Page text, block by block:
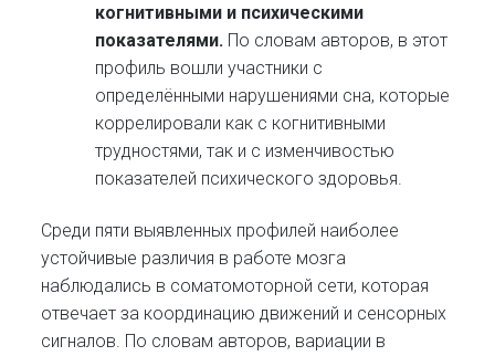
когнитивными и психическими
показателями. По словам авторов, в этот
профиль вошли участники с
определёнными нарушениями сна, которые
коррелировали как с когнитивными
трудностями, так и с изменчивостью
показателей психического здоровья.
Среди пяти выявленных профилей наиболее
устойчивые различия в работе мозга
наблюдались в соматомоторной сети, которая
отвечает за координацию движений и сенсорных
сигналов. По словам авторов, вариации в